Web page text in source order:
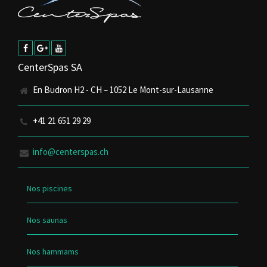
CenterSpas SA
En Budron H2 - CH – 1052 Le Mont-sur-Lausanne
+41 21 651 29 29
info@centerspas.ch
Nos piscines
Nos saunas
Nos hammams